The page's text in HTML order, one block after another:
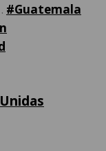
#Guatemala